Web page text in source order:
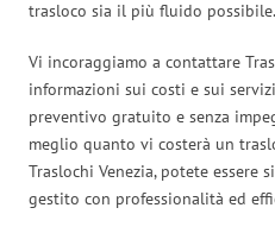
trasloco sia il più fluido possibile.
Vi incoraggiamo a contattare
informazioni sui costi e sui
preventivo gratuito e senza
meglio quanto vi costerà un
Traslochi Venezia, potete essere
gestito con professionalità ed